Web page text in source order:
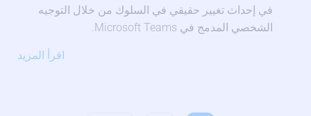
في إحداث تغيير حقيقي في السلوك من خلال التوجيه
الشخصي المدمج في Microsoft Teams.
اقرأ المزيد